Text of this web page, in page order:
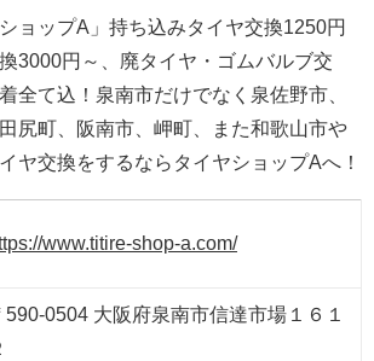
ョップA」持ち込みタイヤ交換1250円
3000円～、廃タイヤ・ゴムバルブ交
全て込！泉南市だけでなく泉佐野市、
尻町、阪南市、岬町、また和歌山市や
ヤ交換をするならタイヤショップAへ！
www.titire-shop-a.com/
590-0504 大阪府泉南市信達市場１６１